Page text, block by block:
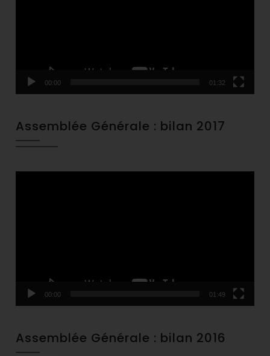
00:00 01:32
Assemblée Générale : bilan 2017
00:00 01:49
Assemblée Générale : bilan 2016